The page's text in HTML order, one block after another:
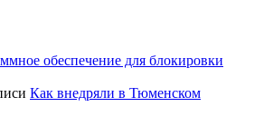
обеспечение для блокировки
Как внедряли в Тюменском